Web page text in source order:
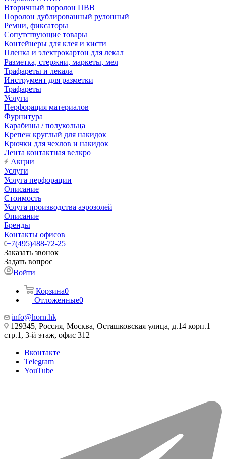
Вторичный поролон ПВВ
Поролон дублированный рулонный
Ремни, фиксаторы
Сопутствующие товары
Контейнеры для клея и кисти
Пленка и электрокартон для лекал
Разметка, стержни, маркеты, мел
Трафареты и лекала
Инструмент для разметки
Трафареты
Услуги
Перфорация материалов
Фурнитура
Карабины / полукольца
Крепеж круглый для накидок
Крючки для чехлов и накидок
Лента контактная велкро
Акции
Услуги
Услуга перфорации
Описание
Стоимость
Услуга производства аэрозолей
Описание
Бренды
Контакты офисов
+7(495)488-72-25
Заказать звонок
Задать вопрос
Войти
Корзина0
Отложенные0
info@horn.hk
129345, Россия, Москва, Осташковская улица, д.14 корп.1
стр.1, 3-й этаж, офис 312
Вконтакте
Telegram
YouTube